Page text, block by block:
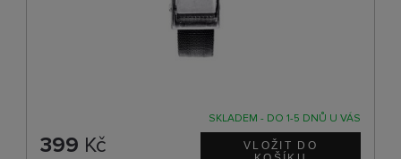
SKLADEM - DO 1-5 DNŮ U VÁS
399 Kč